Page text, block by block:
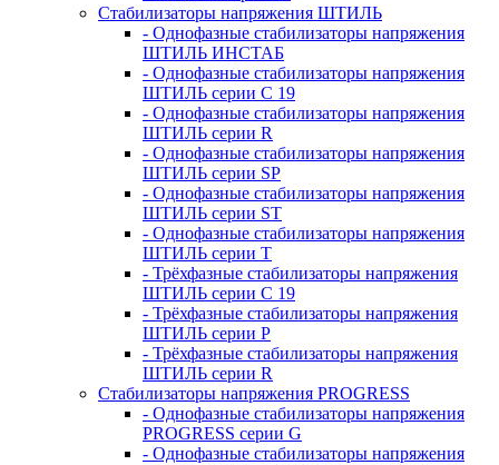
Стабилизаторы напряжения ШТИЛЬ
- Однофазные стабилизаторы напряжения
ШТИЛЬ ИНСТАБ
- Однофазные стабилизаторы напряжения
ШТИЛЬ серии C 19
- Однофазные стабилизаторы напряжения
ШТИЛЬ серии R
- Однофазные стабилизаторы напряжения
ШТИЛЬ серии SP
- Однофазные стабилизаторы напряжения
ШТИЛЬ серии ST
- Однофазные стабилизаторы напряжения
ШТИЛЬ серии T
- Трёхфазные стабилизаторы напряжения
ШТИЛЬ серии C 19
- Трёхфазные стабилизаторы напряжения
ШТИЛЬ серии P
- Трёхфазные стабилизаторы напряжения
ШТИЛЬ серии R
Стабилизаторы напряжения PROGRESS
- Однофазные стабилизаторы напряжения
PROGRESS серии G
- Однофазные стабилизаторы напряжения